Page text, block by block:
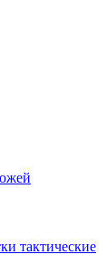
тактические